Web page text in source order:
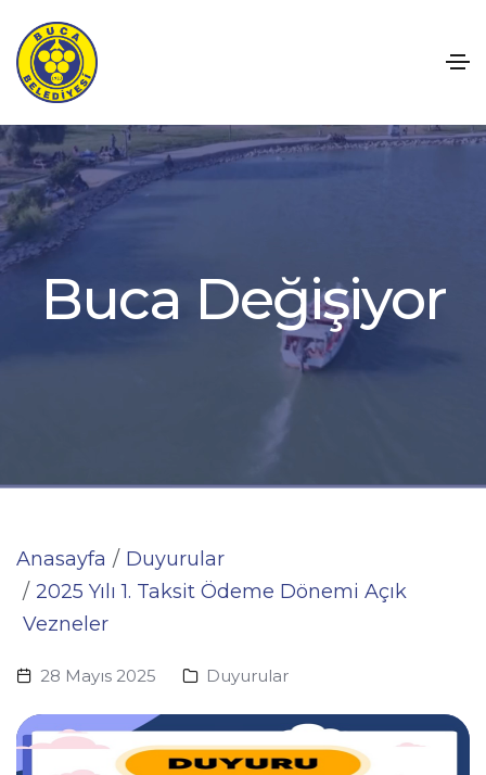
Buca Değişiyor
Anasayfa
Duyurular
2025 Yılı 1. Taksit Ödeme Dönemi Açık
Vezneler
28 Mayıs 2025 Duyurular